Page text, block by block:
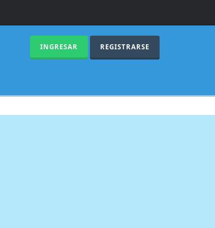
INGRESAR REGISTRARSE